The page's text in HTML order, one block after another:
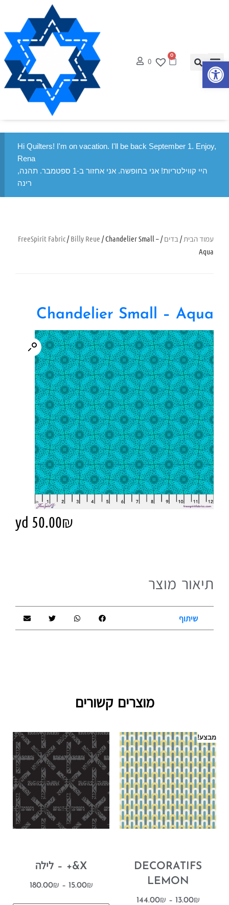
פתח סרגל נגישות
0
0
Hi Quilters! I'm on vacation. I'll be back September 1. Enjoy,
Rena
היי קווילטריות! אני בחופשה. אני אחזור ב-1 ספטמבר. תהנה,
רינה
עמוד הבית/ בדים/
FreeSpirit Fabric/Billy Reue / Chandelier Small –
Aqua
Chandelier Small – Aqua
50.00₪
תיאור מוצר
שיתוף
מוצרים קשורים
מבצע!
DECORATIFS
LEMON
13.00₪
–
144.00₪
X&+ – לילה
15.00₪
–
180.00₪